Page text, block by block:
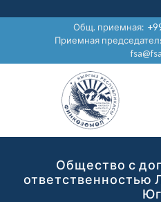
Общ. приемная:
Приемная
Общество с
ответственностью